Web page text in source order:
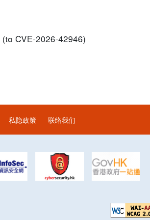
(to CVE-2026-42946)
私隐政策 联络我们